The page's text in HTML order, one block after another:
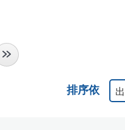
排序依